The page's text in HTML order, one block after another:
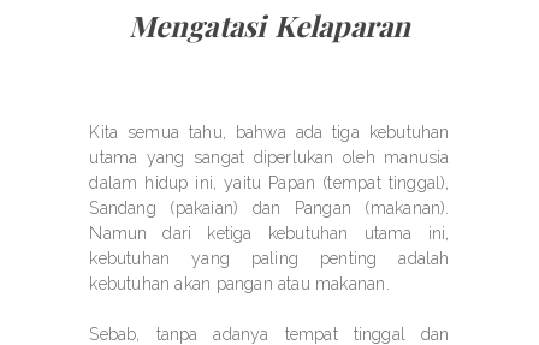
Mengatasi Kelaparan
Kita semua tahu, bahwa ada tiga kebutuhan
utama yang sangat diperlukan oleh manusia
dalam hidup ini, yaitu Papan (tempat tinggal),
Sandang (pakaian) dan Pangan (makanan).
Namun dari ketiga kebutuhan utama ini,
kebutuhan yang paling penting adalah
kebutuhan akan pangan atau makanan.
Sebab, tanpa adanya tempat tinggal dan